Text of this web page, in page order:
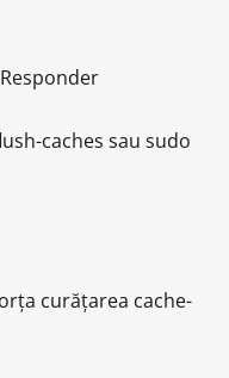
caches sau sudo
curățarea cache-